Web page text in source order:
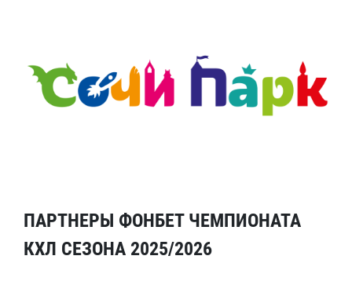
ПАРТНЕРЫ ФОНБЕТ ЧЕМПИОНАТА
КХЛ СЕЗОНА 2025/2026